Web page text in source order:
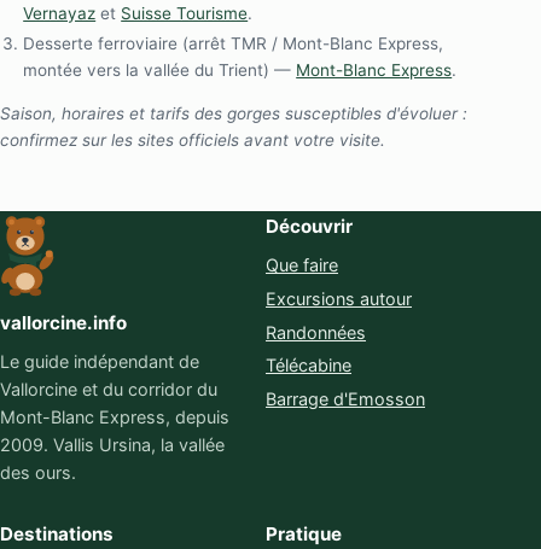
Vernayaz et Suisse Tourisme.
Desserte ferroviaire (arrêt TMR / Mont-Blanc Express,
montée vers la vallée du Trient) — Mont-Blanc Express.
Saison, horaires et tarifs des gorges susceptibles d'évoluer :
confirmez sur les sites officiels avant votre visite.
vallorcine.info
Le guide indépendant de
Vallorcine et du corridor du
Mont-Blanc Express, depuis
2009. Vallis Ursina, la vallée
des ours.
Découvrir
Que faire
Excursions autour
Randonnées
Télécabine
Barrage d'Emosson
Destinations Pratique